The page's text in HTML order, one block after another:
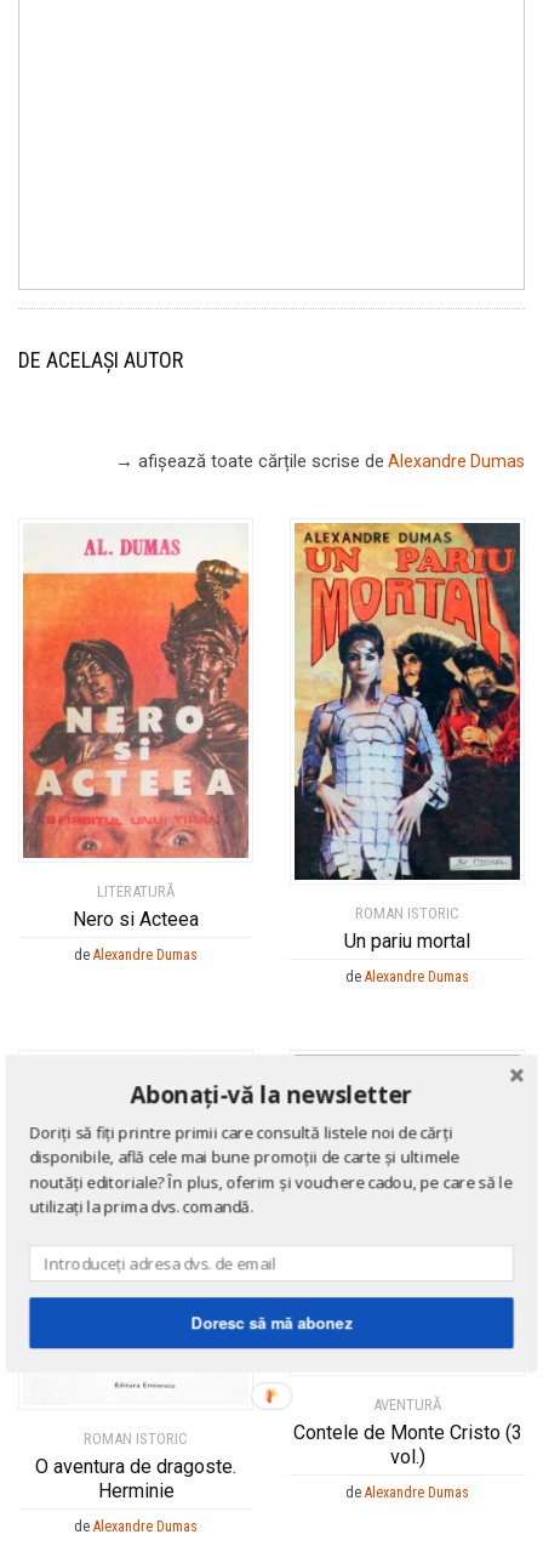
DE ACELAȘI AUTOR
→ afișează toate cărțile scrise de Alexandre Dumas
LITERATURĂ
Nero si Acteea
de Alexandre Dumas
ROMAN ISTORIC
Un pariu mortal
de Alexandre Dumas
ROMAN ISTORIC
O aventura de dragoste.
Herminie
de Alexandre Dumas
AVENTURĂ
Contele de Monte Cristo (3
vol.)
de Alexandre Dumas
Abonați-vă la newsletter
Doriți să fiți printre primii care consultă listele noi de cărți
disponibile, află cele mai bune promoții de carte și ultimele
noutăți editoriale? În plus, oferim și vouchere cadou, pe care să le
utilizați la prima dvs. comandă.
Doresc să mă abonez